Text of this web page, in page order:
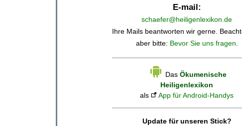
E-mail:
schaefer@heiligenlexikon.de
Ihre Mails beantworten wir gerne.
aber bitte: Bevor Sie uns fragen.
Das Ökumenische
Heiligenlexikon
als
App für Android-Handys
Update für unseren Stick?